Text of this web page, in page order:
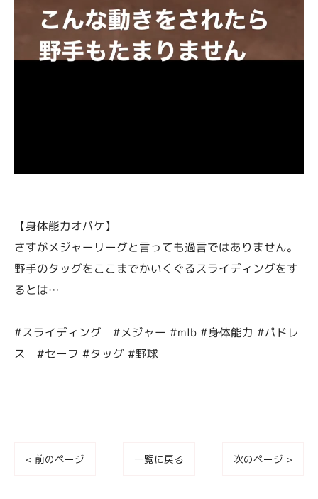
【身体能力オバケ】
さすがメジャーリーグと言っても過言ではありません。
野手のタッグをここまでかいくぐるスライディングをす
るとは…
#スライディング #メジャー #mlb #身体能力 #パドレ
ス #セーフ #タッグ #野球
< 前のページ 一覧に戻る 次のページ >